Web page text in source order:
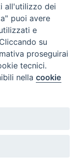
all'utilizzo dei
puoi avere
e
su
proseguirai
tecnici.
nellacookie